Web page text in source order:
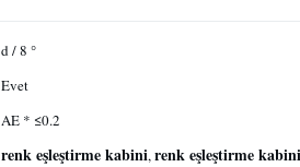
d / 8 °
Evet
AE * ≤0.2
renk eşleştirme kabini,renk eşleştirme kabini